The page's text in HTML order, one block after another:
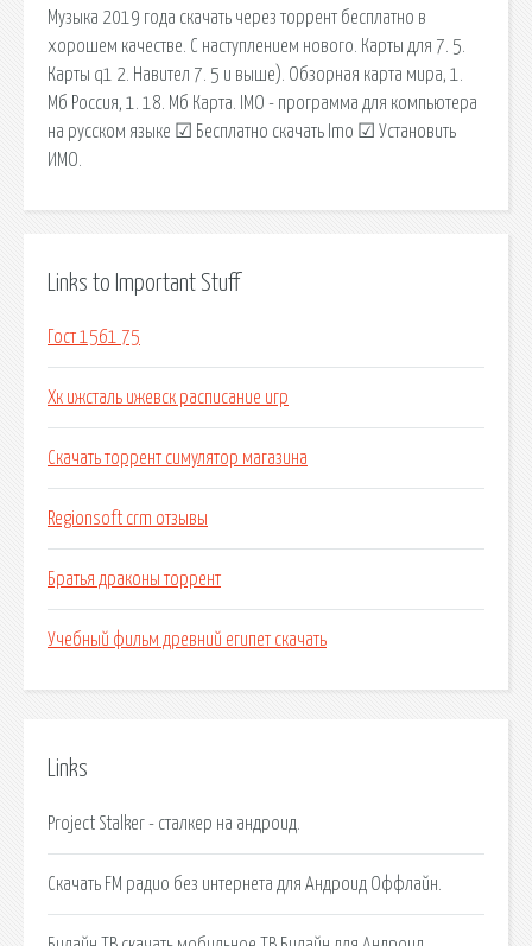
Музыка 2019 года скачать через торрент бесплатно в
хорошем качестве. С наступлением нового. Карты для 7. 5.
Карты q1 2. Навител 7. 5 и выше). Обзорная карта мира, 1.
Мб Россия, 1. 18. Мб Карта. IMO - программа для компьютера
на русском языке ☑ Бесплатно скачать Imo ☑ Установить
ИМО.
Links to Important Stuff
Гост 1561 75
Хк ижсталь ижевск расписание игр
Скачать торрент симулятор магазина
Regionsoft crm отзывы
Братья драконы торрент
Учебный фильм древний египет скачать
Links
Project Stalker - сталкер на андроид.
Скачать FM радио без интернета для Андроид Оффлайн.